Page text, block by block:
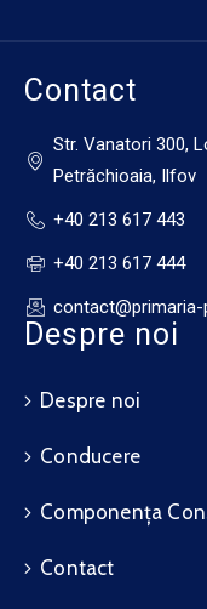
Contact
Str. Vanatori 300,
Petrăchioaia, Ilfov
+40 213 617 443
+40 213 617 444
Despre noi
Despre noi
Conducere
Componența
Contact